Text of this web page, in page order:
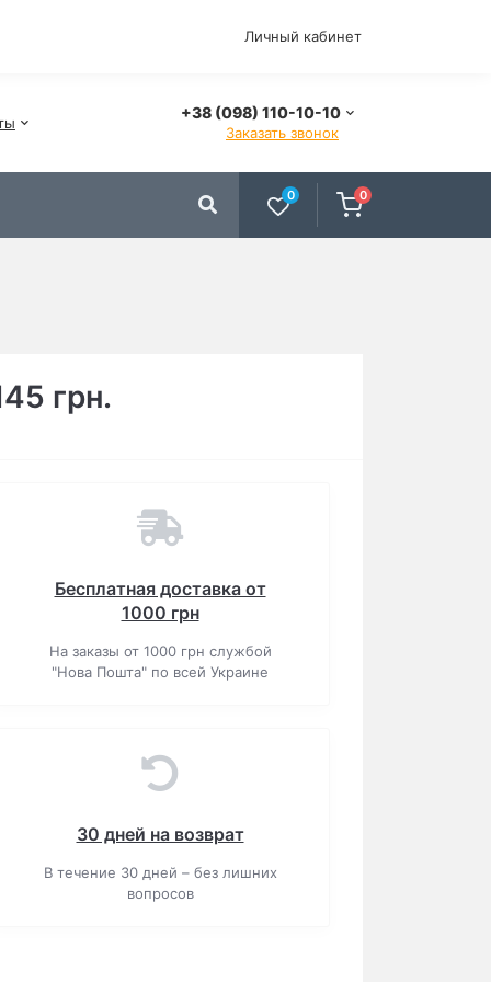
Личный кабинет
+38 (098) 110-10-10
Заказать звонок
0 0
грн.
Бесплатная доставка от
1000 грн
На заказы от 1000 грн службой
"Нова Пошта" по всей Украине
30 дней на возврат
В течение 30 дней – без лишних
вопросов